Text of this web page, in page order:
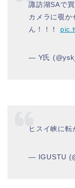
諏訪湖SAで
カメラに覗か
ん！！！
— Y氏
ヒスイ峡に転
— IGUSTU